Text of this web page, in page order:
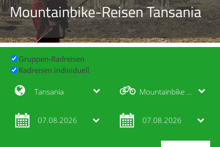
Mountainbike-Reisen Tansania
Gruppen-Radreisen
Radreisen individuell
Tansania Mountainbike Reisen
07.08.2026 07.08.2026